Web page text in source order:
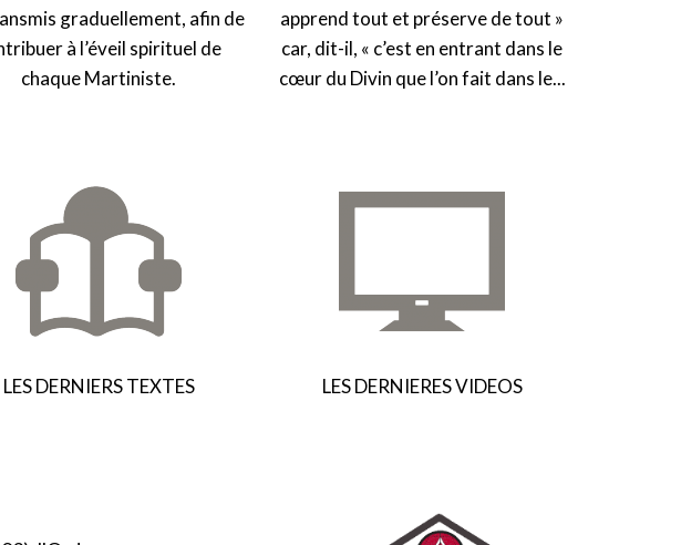
graduellement, afin de
à l’éveil spirituel de
chaque Martiniste.
apprend tout et préserve de tout »
car, dit-il, « c’est en entrant dans le
cœur du Divin que l’on fait dans le...
LES DERNIERS TEXTES LES DERNIERES VIDEOS